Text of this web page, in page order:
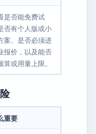
是否能免费试
否有个人版或小
案、是否必须进
报价，以及能否
算或用量上限。
重要